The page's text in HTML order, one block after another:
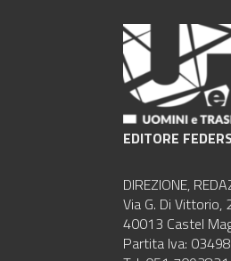
EDITORE
DIREZIONE,
Via G. Di Vittorio,
40013 Castel
Partita Iva: